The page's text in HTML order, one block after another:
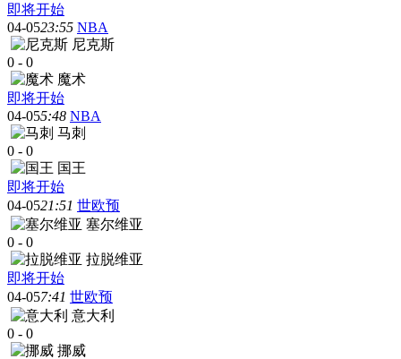
即将开始
04-0523:55 NBA
尼克斯
0 - 0
魔术
即将开始
04-055:48 NBA
马刺
0 - 0
国王
即将开始
04-0521:51 世欧预
塞尔维亚
0 - 0
拉脱维亚
即将开始
04-057:41 世欧预
意大利
0 - 0
挪威